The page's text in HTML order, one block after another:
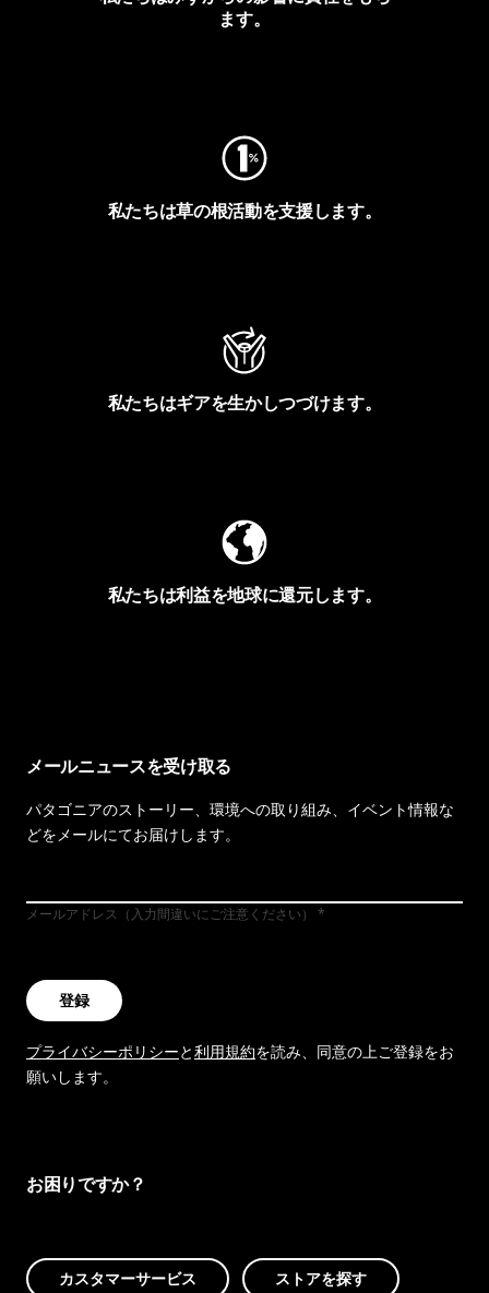
ます。
私たちは草の根活動を支援します。
私たちはギアを生かしつづけます。
私たちは利益を地球に還元します。
メールニュースを受け取る
パタゴニアのストーリー、環境への取り組み、イベント情報な
どをメールにてお届けします。
メールアドレス（入力間違いにご注意ください）
登録
プライバシーポリシーと利用規約を読み、同意の上ご登録をお
願いします。
お困りですか？
カスタマーサービス ストアを探す